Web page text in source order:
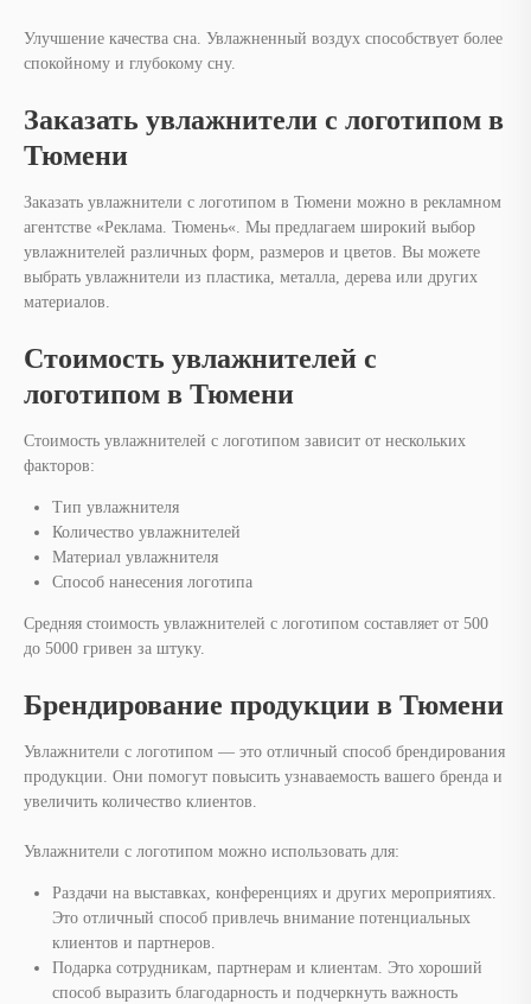
Улучшение качества сна. Увлажненный воздух способствует более
спокойному и глубокому сну.
Заказать увлажнители с логотипом в
Тюмени
Заказать увлажнители с логотипом в Тюмени можно в рекламном
агентстве «Реклама. Тюмень«. Мы предлагаем широкий выбор
увлажнителей различных форм, размеров и цветов. Вы можете
выбрать увлажнители из пластика, металла, дерева или других
материалов.
Стоимость увлажнителей с
логотипом в Тюмени
Стоимость увлажнителей с логотипом зависит от нескольких
факторов:
Тип увлажнителя
Количество увлажнителей
Материал увлажнителя
Способ нанесения логотипа
Средняя стоимость увлажнителей с логотипом составляет от 500
до 5000 гривен за штуку.
Брендирование продукции в Тюмени
Увлажнители с логотипом — это отличный способ брендирования
продукции. Они помогут повысить узнаваемость вашего бренда и
увеличить количество клиентов.
Увлажнители с логотипом можно использовать для:
Раздачи на выставках, конференциях и других мероприятиях.
Это отличный способ привлечь внимание потенциальных
клиентов и партнеров.
Подарка сотрудникам, партнерам и клиентам. Это хороший
способ выразить благодарность и подчеркнуть важность